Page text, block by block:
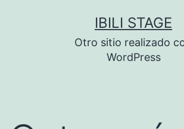
IBILI STAGE
Otro sitio realizado
WordPress